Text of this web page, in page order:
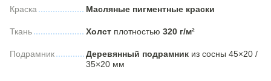
Краска Масляные пигментные краски
Ткань Холст плотностью 320 г/м²
Подрамник Деревянный подрамник из сосны 45×20 /
35×20 мм